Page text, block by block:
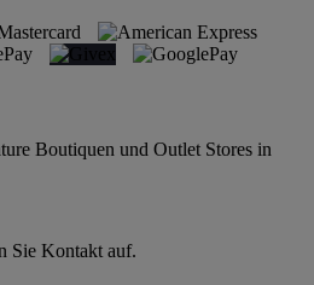
Boutiquen und Outlet Stores in
Sie Kontakt auf.